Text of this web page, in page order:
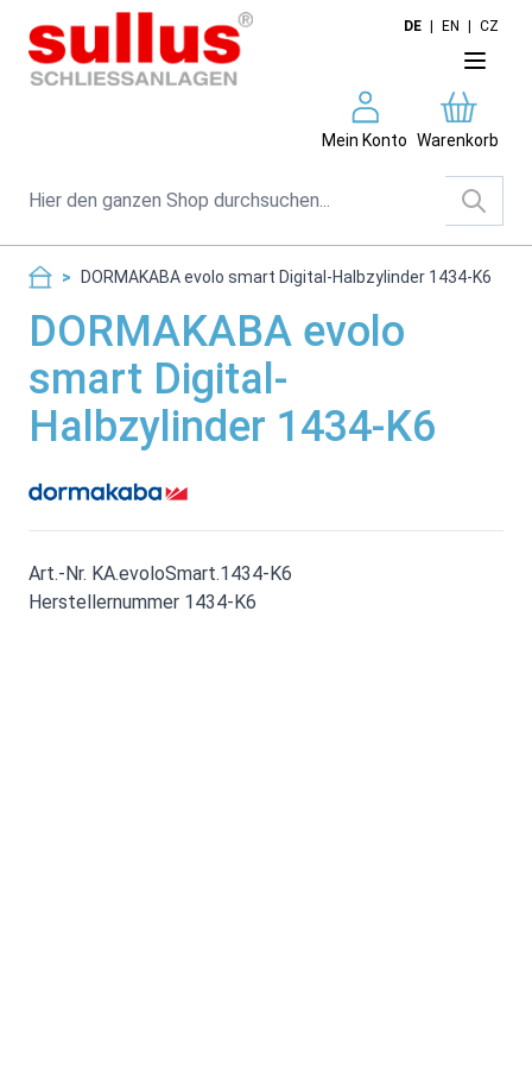
Direkt zum Inhalt
DE EN CZ
Mein Konto Warenkorb
Suche
> DORMAKABA evolo smart Digital-Halbzylinder 1434-K6
DORMAKABA evolo
smart Digital-
Halbzylinder 1434-K6
Art.-Nr. KA.evoloSmart.1434-K6
Herstellernummer 1434-K6